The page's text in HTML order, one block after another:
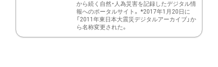
から続く自然・人為災害を記録したデジタル情
報へのポータルサイト。 *2017年1月20日に
「2011年東日本大震災デジタルアーカイブ」か
ら名称変更された。